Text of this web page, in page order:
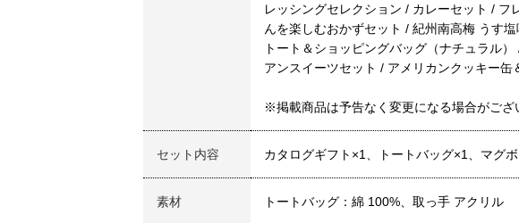
レッシングセレクション / カレーセット /
んを楽しむおかずセット / 紀州南高梅 うす
トート＆ショッピングバッグ（ナチュラル
アンスイーツセット / アメリカンクッキー
※掲載商品は予告なく変更になる場合がござ
セット内容 カタログギフト×1、トートバッグ×1、マグ
素材 トートバッグ：綿 100%、取っ手 アクリル